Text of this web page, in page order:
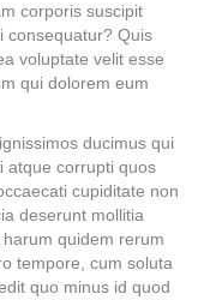
corporis suscipit
consequatur? Quis
voluptate velit esse
qui dolorem eum
ducimus qui
atque corrupti quos
cupiditate non
deserunt mollitia
quidem rerum
tempore, cum soluta
quo minus id quod